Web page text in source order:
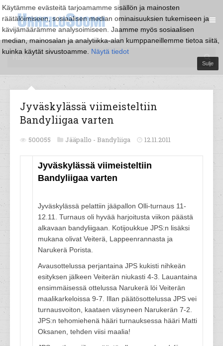
Käytämme evästeitä tarjoamamme sisällön ja mainosten
räätälöimiseen, sosiaalisen median ominaisuuksien tukemiseen ja
kävijämäärämme analysoimiseen. Jaamme myös sosiaalisen
median, mainosalan ja analytiikka-alan kumppaneillemme tietoa siitä,
kuinka käytät sivustoamme. Näytä tiedot
Sulje
Jyväskylässä viimeisteltiin
Bandyliigaa varten
500055 Jääpallo - Bandyliiga 12.11.2011
Jyväskylässä viimeisteltiin
Bandyliigaa varten
Jyväskylässä pelattiin jääpallon Olli-turnaus 11-
12.11. Turnaus oli hyvää harjoitusta viikon päästä
alkavaan bandyliigaan. Kotijoukkue JPS:n lisäksi
mukana olivat Veiterä, Lappeenrannasta ja
Narukerä Porista.
Avausottelussa perjantaina JPS kukisti nihkeän
esityksen jälkeen Veiterän niukasti 4-3. Lauantaina
ensimmäisessä ottelussa Narukerä löi Veiterän
maalikarkeloissa 9-7. Illan päätösottelussa JPS vei
turnausvoiton, kaataen väsyneen Narukerän 7-2.
JPS:n tehomiehenä hääri turnauksessa hääri Matti
Oksanen, tehden viisi maalia!